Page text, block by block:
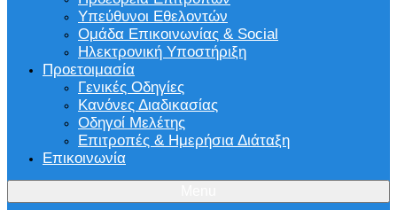
Υπεύθυνοι Εθελοντών
Ομάδα Επικοινωνίας & Social
Ηλεκτρονική Υποστήριξη
Προετοιμασία
Γενικές Οδηγίες
Κανόνες Διαδικασίας
Οδηγοί Μελέτης
Επιτροπές & Ημερήσια Διάταξη
Επικοινωνία